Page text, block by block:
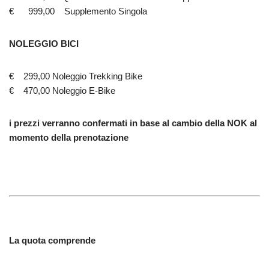
€ 999,00 Supplemento Singola
NOLEGGIO BICI
€ 299,00 Noleggio Trekking Bike
€ 470,00 Noleggio E-Bike
i prezzi verranno confermati in base al cambio della NOK al
momento della prenotazione
La quota comprende